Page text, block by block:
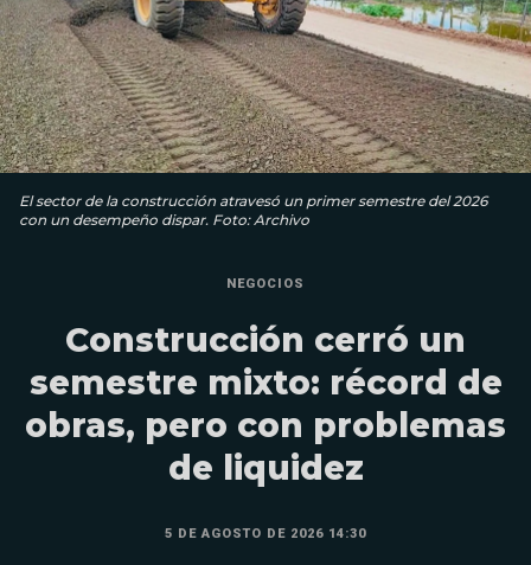
El sector de la construcción atravesó un primer semestre del 2026
con un desempeño dispar. Foto: Archivo
NEGOCIOS
Construcción cerró un
semestre mixto: récord de
obras, pero con problemas
de liquidez
5 DE AGOSTO DE 2026 14:30